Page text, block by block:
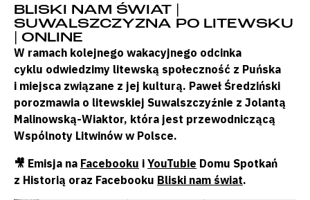
BLISKI NAM ŚWIAT |
SUWALSZCZYZNA PO LITEWSKU
| ONLINE
W ramach kolejnego wakacyjnego odcinka
cyklu odwiedzimy litewską społeczność z Puńska
i miejsca związane z jej kulturą. Paweł Średziński
porozmawia o litewskiej Suwalszczyźnie z Jolantą
Malinowską-Wiaktor, która jest przewodniczącą
Wspólnoty Litwinów w Polsce.
🎥 Emisja na Facebooku i YouTubie Domu Spotkań
z Historią oraz Facebooku Bliski nam świat.